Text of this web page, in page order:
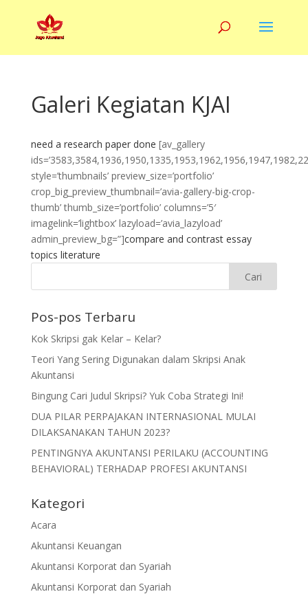
Galeri Kegiatan KJAI
need a research paper done [av_gallery
style=’thumbnails’ preview_size=’portfolio’
crop_big_preview_thumbnail=’avia-gallery-big-crop-
thumb’ thumb_size=’portfolio’ columns=’5′
imagelink=’lightbox’ lazyload=’avia_lazyload’
admin_preview_bg=”]compare and contrast essay
topics literature
Pos-pos Terbaru
Kok Skripsi gak Kelar – Kelar?
Teori Yang Sering Digunakan dalam Skripsi Anak
Akuntansi
Bingung Cari Judul Skripsi? Yuk Coba Strategi Ini!
DUA PILAR PERPAJAKAN INTERNASIONAL MULAI
DILAKSANAKAN TAHUN 2023?
PENTINGNYA AKUNTANSI PERILAKU (ACCOUNTING
BEHAVIORAL) TERHADAP PROFESI AKUNTANSI
Kategori
Acara
Akuntansi Keuangan
Akuntansi Korporat dan Syariah
Akuntansi Korporat dan Syariah